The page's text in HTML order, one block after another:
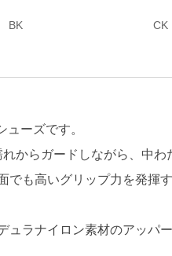
BK CK
ーズです。
からガードしながら、中
も高いグリップ力を発揮
ラナイロン素材のアッパ